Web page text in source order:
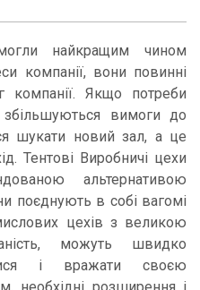
найкращим чином
компанії, вони повинні
компанії. Якщо потреби
вимоги до
шукати новий зал, а це
Тентові Виробничі цехи
альтернативою
поєднують в собі вагомі
цехів з великою
можуть швидко
і вражати своєю
необхідні розширення і